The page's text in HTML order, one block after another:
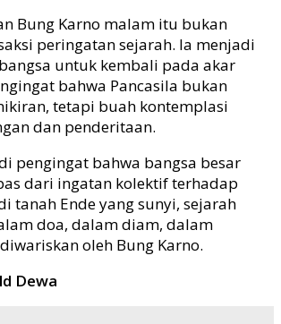
Bung Karno malam itu bukan
peringatan sejarah. Ia menjadi
untuk kembali pada akar
bahwa Pancasila bukan
tetapi buah kontemplasi
dan penderitaan.
pengingat bahwa bangsa besar
dari ingatan kolektif terhadap
tanah Ende yang sunyi, sejarah
doa, dalam diam, dalam
oleh Bung Karno.
Dewa